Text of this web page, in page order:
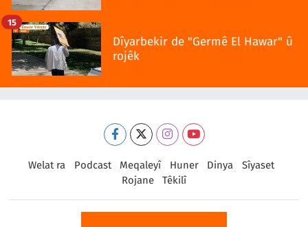
Dîyarbekir de "Germê El Hawar" û
rojêk
15
Welat ra Podcast Meqaleyî Huner Dinya
Sîyaset
Rojane
Têkilî